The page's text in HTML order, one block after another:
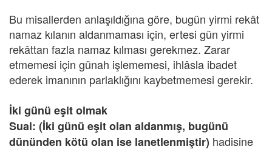
Bu misallerden anlaşıldığına göre, bugün yirmi rekât
namaz kılanın aldanmaması için, ertesi gün yirmi
rekâttan fazla namaz kılması gerekmez. Zarar
etmemesi için günah işlememesi, ihlâsla ibadet
ederek imanının parlaklığını kaybetmemesi gerekir.
İki günü eşit olmak
Sual: (İki günü eşit olan aldanmış, bugünü
dününden kötü olan ise lanetlenmiştir) hadisine